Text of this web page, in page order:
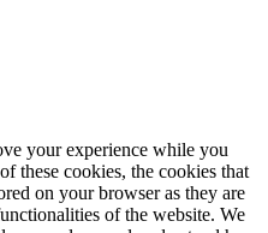
your experience while you
these cookies, the cookies that
on your browser as they are
of the website. We